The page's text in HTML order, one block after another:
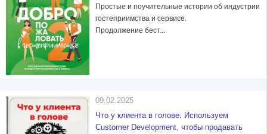
Простые и поучительные истории об индустрии
гостеприимства и сервисе.
Продолжение бест...
09.02.2025
Что у клиента в голове: Используем
Customer Development, чтобы продавать